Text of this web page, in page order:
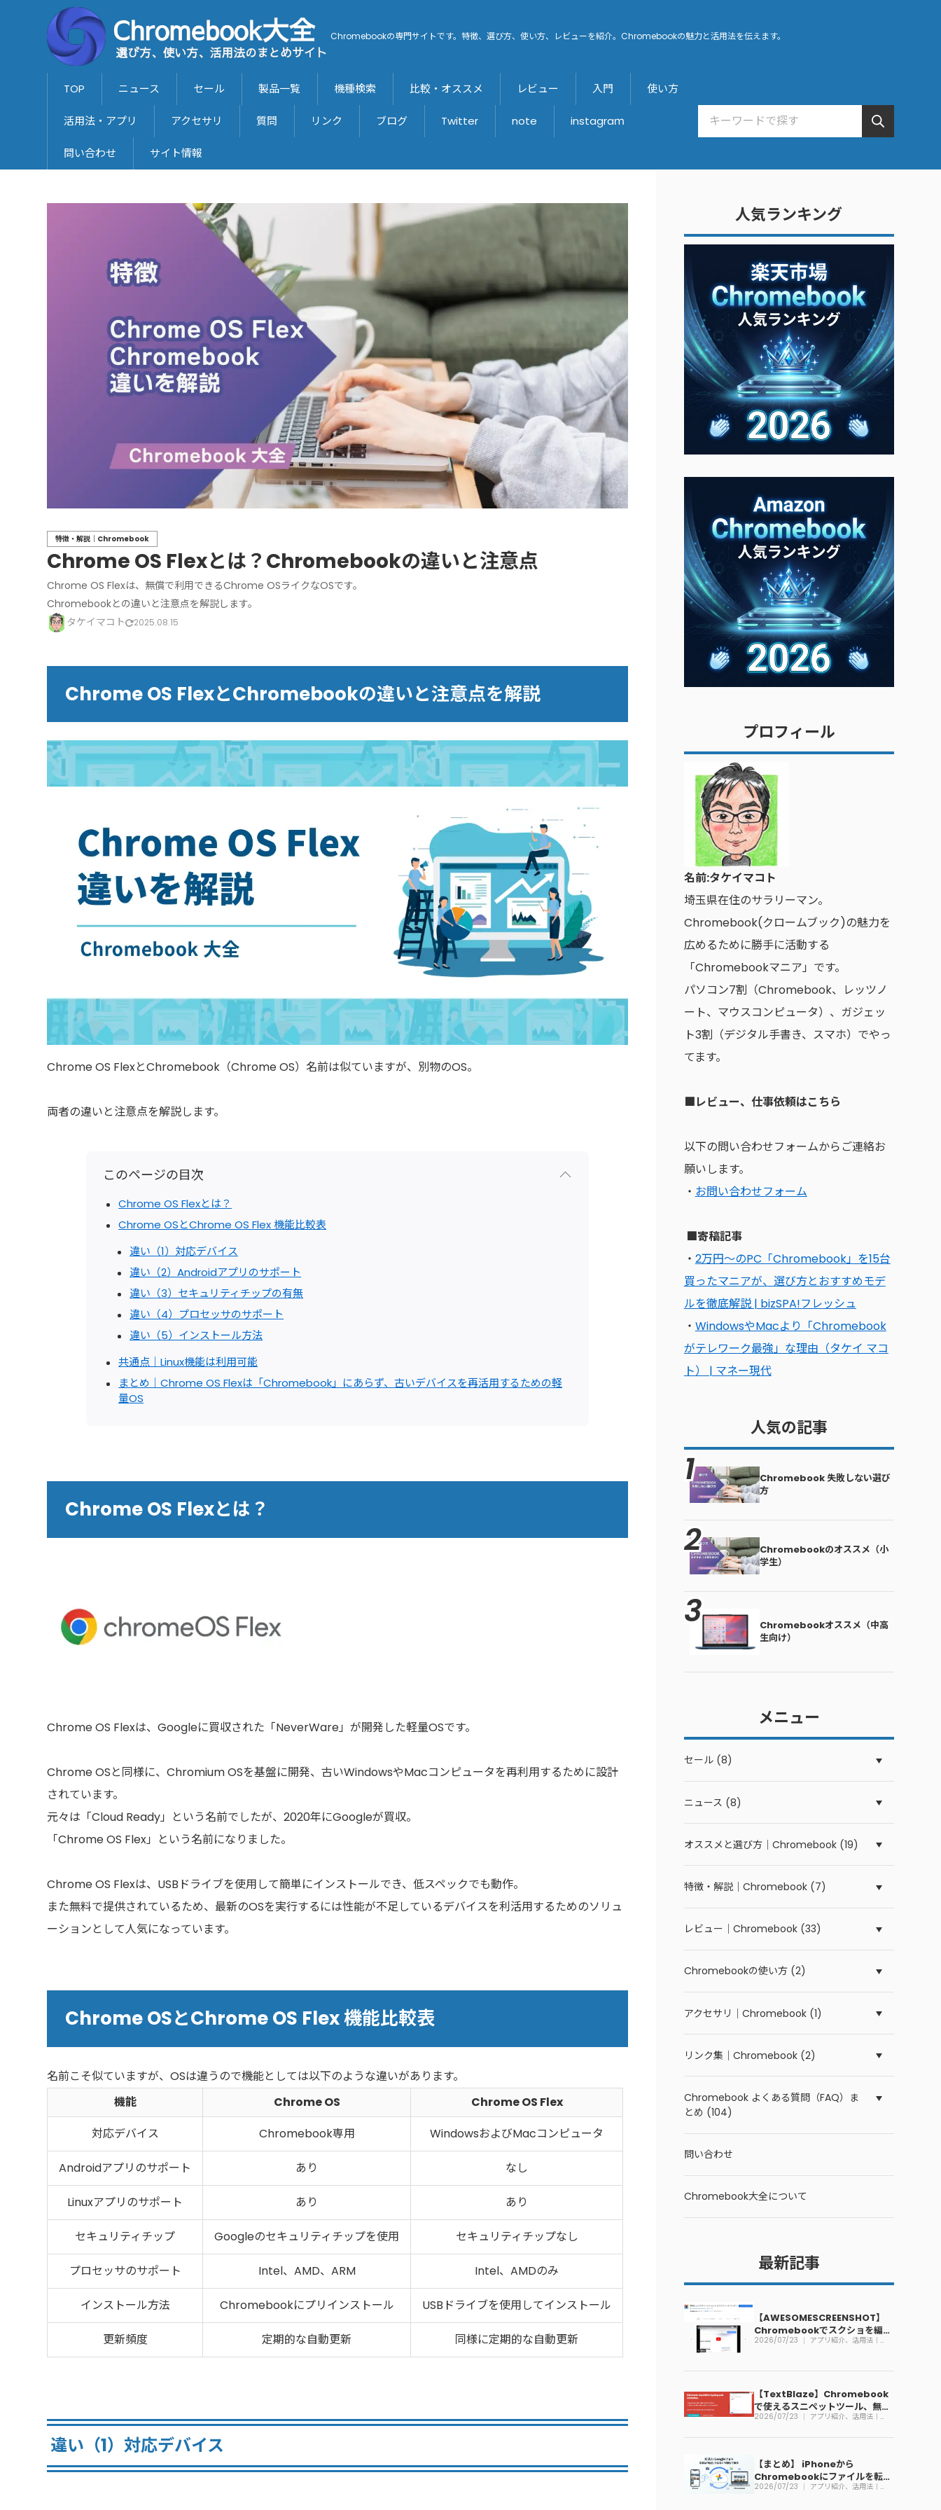
Chromebookの専門サイトです。特徴、選び方、使い方、レビューを紹介。Chromebookの魅力と活用法を伝えます。
TOP ニュース セール 製品一覧 機種検索 比較・オススメ レビュー 入門 使い方
活用法・アプリ アクセサリ 質問 リンク ブログ Twitter note instagraｍ
問い合わせ サイト情報
Chrome OS Flexとは？Chromebookの違いと注意点
Chrome OS Flexは、無償で利用できるChrome OSライクなOSです。
Chromebookとの違いと注意点を解説します。
タケイマコト
2025.08.15
特徴・解説｜Chromebook
Chrome OS FlexとChromebookの違いと注意点を解説
Chrome OS FlexとChromebook（Chrome OS）名前は似ていますが、別物のOS。
両者の違いと注意点を解説します。
このページの目次
Chrome OS Flexとは？
Chrome OSとChrome OS Flex 機能比較表
違い（1）対応デバイス
違い（2）Androidアプリのサポート
違い（3）セキュリティチップの有無
違い（4）プロセッサのサポート
違い（5）インストール方法
共通点｜Linux機能は利用可能
まとめ｜Chrome OS Flexは「Chromebook」にあらず、古いデバイスを再活用するための軽
量OS
Chrome OS Flexとは？
Chrome OS Flexは、Googleに買収された「NeverWare」が開発した軽量OSです。
Chrome OSと同様に、Chromium OSを基盤に開発、古いWindowsやMacコンピュータを再利用するために設計
されています。
元々は「Cloud Ready」という名前でしたが、2020年にGoogleが買収。
「Chrome OS Flex」という名前になりました。
Chrome OS Flexは、USBドライブを使用して簡単にインストールでき、低スペックでも動作。
また無料で提供されているため、最新のOSを実行するには性能が不足しているデバイスを利活用するためのソリュ
ーションとして人気になっています。
Chrome OSとChrome OS Flex 機能比較表
名前こそ似ていますが、OSは違うので機能としては以下のような違いがあります。
機能
Chrome OS
Chrome OS Flex
対応デバイス
Chromebook専用 WindowsおよびMacコンピュータ
Androidアプリのサポート あり なし
Linuxアプリのサポート あり あり
セキュリティチップ Googleのセキュリティチップを使用 セキュリティチップなし
プロセッサのサポート Intel、AMD、ARM Intel、AMDのみ
インストール方法 Chromebookにプリインストール USBドライブを使用してインストール
更新頻度 定期的な自動更新 同様に定期的な自動更新
違い（1）対応デバイス
人気ランキング
プロフィール
名前:タケイマコト
埼玉県在住のサラリーマン。
Chromebook(クロームブック)の魅力を
広めるために勝手に活動する
「Chromebookマニア」です。
パソコン7割（Chromebook、レッツノ
ート、マウスコンピュータ）、ガジェッ
ト3割（デジタル手書き、スマホ）でやっ
てます。
■レビュー、仕事依頼はこちら
以下の問い合わせフォームからご連絡お
願いします。
・ お問い合わせフォーム
■寄稿記事
・ 2万円〜のPC「Chromebook」を15台
買ったマニアが、選び方とおすすめモデ
ルを徹底解説 | bizSPA!フレッシュ
・ WindowsやMacより「Chromebook
がテレワーク最強」な理由（タケイ マコ
ト） | マネー現代
人気の記事
Chromebook 失敗しない選び
方
Chromebookのオススメ（小
学生）
Chromebookオススメ（中高
生向け）
メニュー
セール (8)
ニュース (8)
オススメと選び方｜Chromebook (19)
特徴・解説｜Chromebook (7)
レビュー｜Chromebook (33)
Chromebookの使い方 (2)
アクセサリ｜Chromebook (1)
リンク集｜Chromebook (2)
Chromebook よくある質問（FAQ）ま
とめ (104)
問い合わせ
Chromebook大全について
最新記事
【AWESOMESCREENSHOT】
Chromebookでスクショを編集
できる拡張機能
2026/07/23 アプリ紹介、活用法｜
【TextBlaze】Chromebook
で使えるスニペットツール、無料
で利用可能
2026/07/23 アプリ紹介、活用法｜
【まとめ】 iPhoneから
Chromebookにファイルを転送
する方法
2026/07/23 アプリ紹介、活用法｜